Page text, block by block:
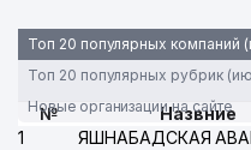
Топ 20 популярных компаний
Топ 20 популярных рубрик
Новые организации на сайте
№
Назвние
1